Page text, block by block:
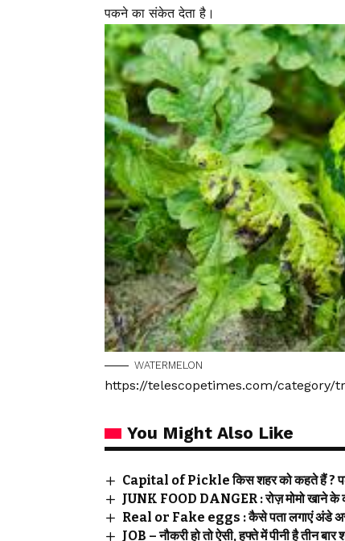
पकने का संकेत देता है।
WATERMELON
https://telescopetimes.com/category/
You Might Also Like
Capital of Pickle किस शहर को कहते हैं ? पढ़ें
JUNK FOOD DANGER : रोज़ मोमो खाने के
Real or Fake eggs : कैसे पता लगाएं अंडे
JOB – नौकरी हो तो ऐसी, हफ्ते में पीनी है तीन बार